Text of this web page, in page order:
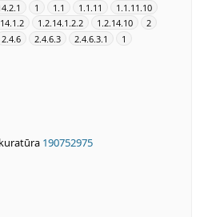
1 1.1 1.1.11
1.1.11.10
1.2.14.1.2.2 1.2.14.10
2
2.4.6 2.4.6.3 2.4.6.3.1 1
190752975